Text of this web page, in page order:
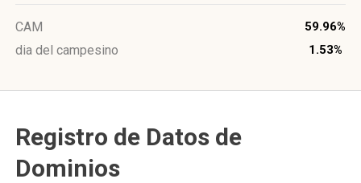
CAM 59.96%
dia del campesino 1.53%
Registro de Datos de
Dominios